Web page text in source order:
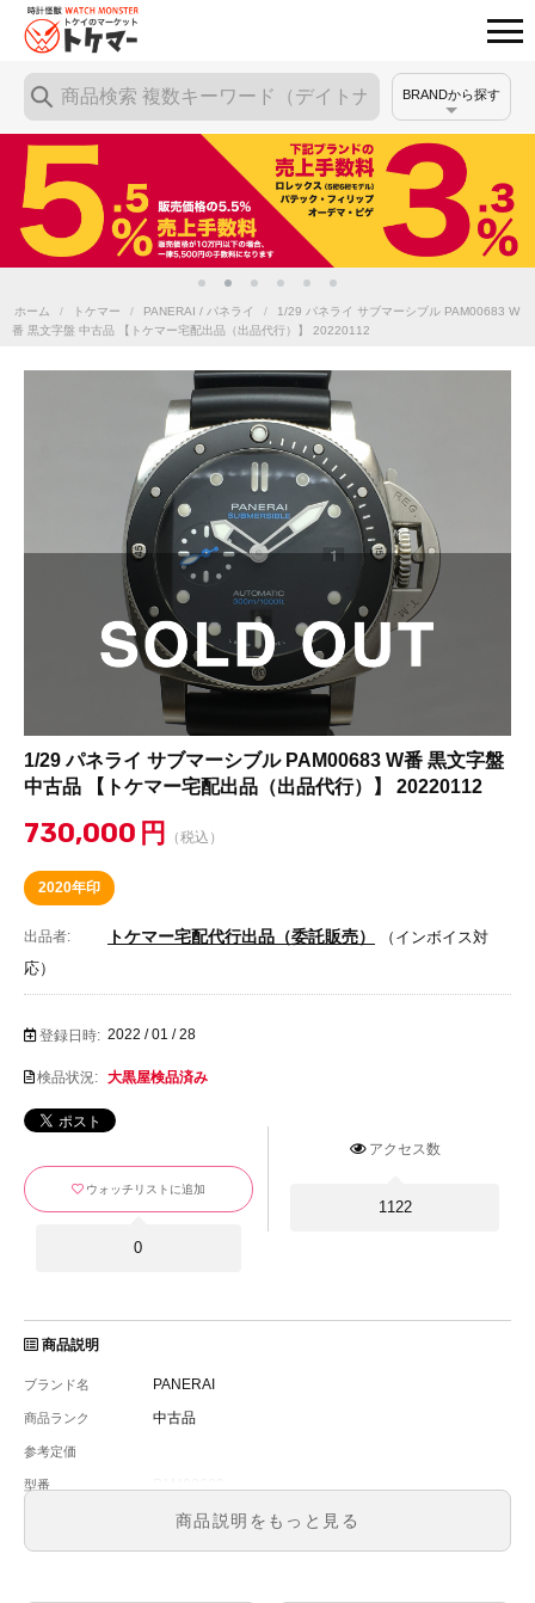
BRANDから探す
ホーム / トケマー / PANERAI / パネライ /
1/29 パネライ サブマーシブル PAM00683 W
番 黒文字盤 中古品 【トケマー宅配出品（出品代行）】 20220112
1/29 パネライ サブマーシブル PAM00683 W番 黒文字盤
中古品 【トケマー宅配出品（出品代行）】 20220112
730,000 円 （税込）
2020年印
出品者: トケマー宅配代行出品（委託販売）
（インボイス対
応）
登録日時: 2022 / 01 / 28
検品状況: 大黒屋検品済み
アクセス数
1122
ウォッチリストに追加
0
商品説明
ブランド名 PANERAI
商品ランク 中古品
参考定価
型番
メンズ
文字盤 ブラック
商品説明をもっと見る